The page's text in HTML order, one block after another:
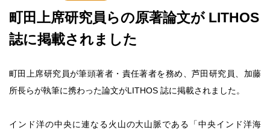
町田上席研究員らの原著論文が LITHOS
誌に掲載されました
町田上席研究員が筆頭著者・責任著者を務め、芦田研究員、加藤
所長らが執筆に携わった論文がLITHOS 誌に掲載されました。
インド洋の中央に連なる火山の大山脈である「中央インド洋海